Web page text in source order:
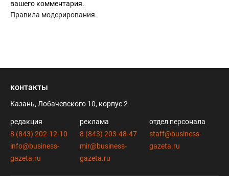
вашего комментария.
Правила модерирования.
контакты
Казань, Лобачевского 10, корпус 2
редакция
8 (843) 202-12-10
info@business-
gazeta.ru
реклама
8 (843) 203-48-47
mir@business-
gazeta.ru
отдел персонала
staff@business-
gazeta.ru